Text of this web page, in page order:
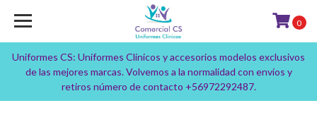
Uniformes CS: Uniformes Clínicos y accesorios modelos exclusivos
de las mejores marcas. Volvemos a la normalidad con envíos y
retiros número de contacto +56972292487.
0